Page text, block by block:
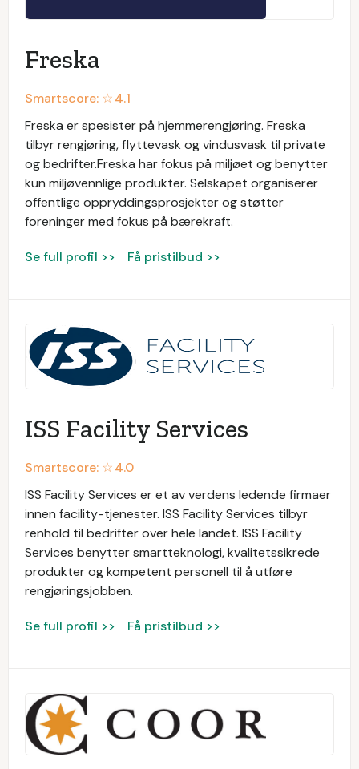
Freska
Smartscore: ☆4.1
Freska er spesister på hjemmerengjøring. Freska
tilbyr rengjøring, flyttevask og vindusvask til private
og bedrifter.Freska har fokus på miljøet og benytter
kun miljøvennlige produkter. Selskapet organiserer
offentlige oppryddingsprosjekter og støtter
foreninger med fokus på bærekraft.
Se full profil >> Få pristilbud >>
ISS Facility Services
Smartscore: ☆4.0
ISS Facility Services er et av verdens ledende firmaer
innen facility-tjenester. ISS Facility Services tilbyr
renhold til bedrifter over hele landet. ISS Facility
Services benytter smartteknologi, kvalitetssikrede
produkter og kompetent personell til å utføre
rengjøringsjobben.
Se full profil >> Få pristilbud >>